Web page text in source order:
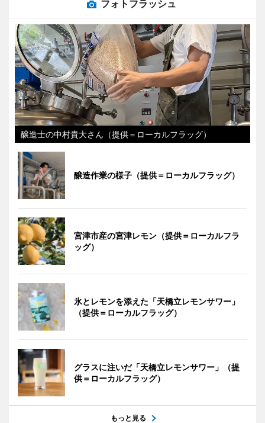
フォトフラッシュ
醸造士の中村貴大さん（提供＝ローカルフラッグ）
醸造作業の様子（提供＝ローカルフラッグ）
宮津市産の宮津レモン（提供＝ローカルフラ
ッグ）
氷とレモンを添えた「天橋立レモンサワー」
（提供＝ローカルフラッグ）
グラスに注いだ「天橋立レモンサワー」（提
供＝ローカルフラッグ）
もっと見る